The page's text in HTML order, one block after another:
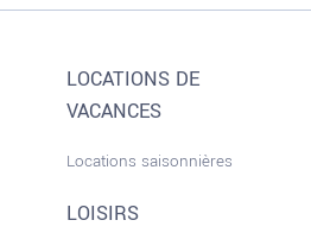
LOCATIONS DE
VACANCES
Locations saisonnières
LOISIRS